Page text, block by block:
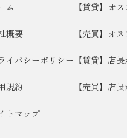
ム
概要
イバシーポリシー
規約
トマップ
【賃貸】オ
【売買】オ
【賃貸】店
【売買】店